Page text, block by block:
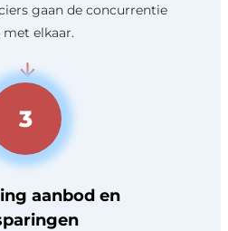
gaan de concurrentie
met elkaar.
3
aanbod en